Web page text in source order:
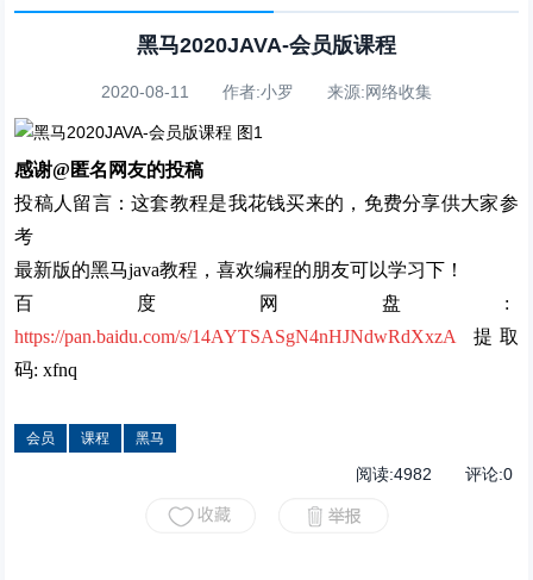
黑马2020JAVA-会员版课程
2020-08-11 作者:小罗 来源:网络收集
感谢@匿名网友的投稿
投稿人留言：这套教程是我花钱买来的，免费分享供大家参
考
最新版的黑马java教程，喜欢编程的朋友可以学习下！
百度网盘:
https://pan.baidu.com/s/14AYTSASgN4nHJNdwRdXxzA
提取
码: xfnq
会员 课程 黑马
阅读:4982 评论:0